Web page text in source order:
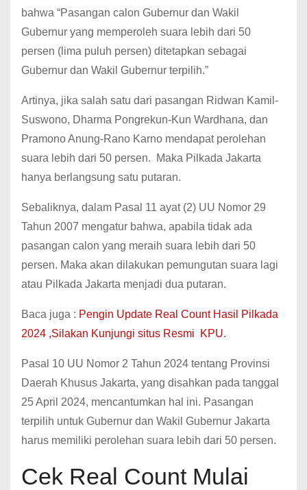
bahwa “Pasangan calon Gubernur dan Wakil
Gubernur yang memperoleh suara lebih dari 50
persen (lima puluh persen) ditetapkan sebagai
Gubernur dan Wakil Gubernur terpilih.”
Artinya, jika salah satu dari pasangan Ridwan Kamil-
Suswono, Dharma Pongrekun-Kun Wardhana, dan
Pramono Anung-Rano Karno mendapat perolehan
suara lebih dari 50 persen. Maka Pilkada Jakarta
hanya berlangsung satu putaran.
Sebaliknya, dalam Pasal 11 ayat (2) UU Nomor 29
Tahun 2007 mengatur bahwa, apabila tidak ada
pasangan calon yang meraih suara lebih dari 50
persen. Maka akan dilakukan pemungutan suara lagi
atau Pilkada Jakarta menjadi dua putaran.
Baca juga : Pengin Update Real Count Hasil Pilkada
2024 ,Silakan Kunjungi situs Resmi KPU.
Pasal 10 UU Nomor 2 Tahun 2024 tentang Provinsi
Daerah Khusus Jakarta, yang disahkan pada tanggal
25 April 2024, mencantumkan hal ini. Pasangan
terpilih untuk Gubernur dan Wakil Gubernur Jakarta
harus memiliki perolehan suara lebih dari 50 persen.
Cek Real Count Mulai